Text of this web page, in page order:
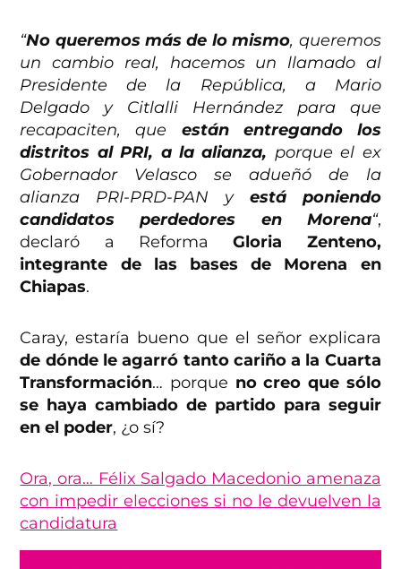
“No queremos más de lo mismo, queremos
un cambio real, hacemos un llamado al
Presidente de la República, a Mario
Delgado y Citlalli Hernández para que
recapaciten, que están entregando los
distritos al PRI, a la alianza, porque el ex
Gobernador Velasco se adueñó de la
alianza PRI-PRD-PAN y está poniendo
candidatos perdedores en Morena“,
declaró a ReformaGloria Zenteno,
integrante de las bases de Morena en
Chiapas.
Caray, estaría bueno que el señor explicara
de dónde le agarró tanto cariño a la Cuarta
Transformación… porque no creo que sólo
se haya cambiado de partido para seguir
en el poder, ¿o sí?
Ora, ora… Félix Salgado Macedonio amenaza
con impedir elecciones si no le devuelven la
candidatura